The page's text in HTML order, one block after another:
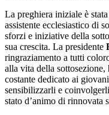
La preghiera iniziale è
assistente ecclesiastico di
sforzi e iniziative della
sua crescita. La presidente
ringraziamento a tutti
alla vita della sottosezione,
costante dedicato ai
sensibilizzarli e
stato d’animo di rinnovata